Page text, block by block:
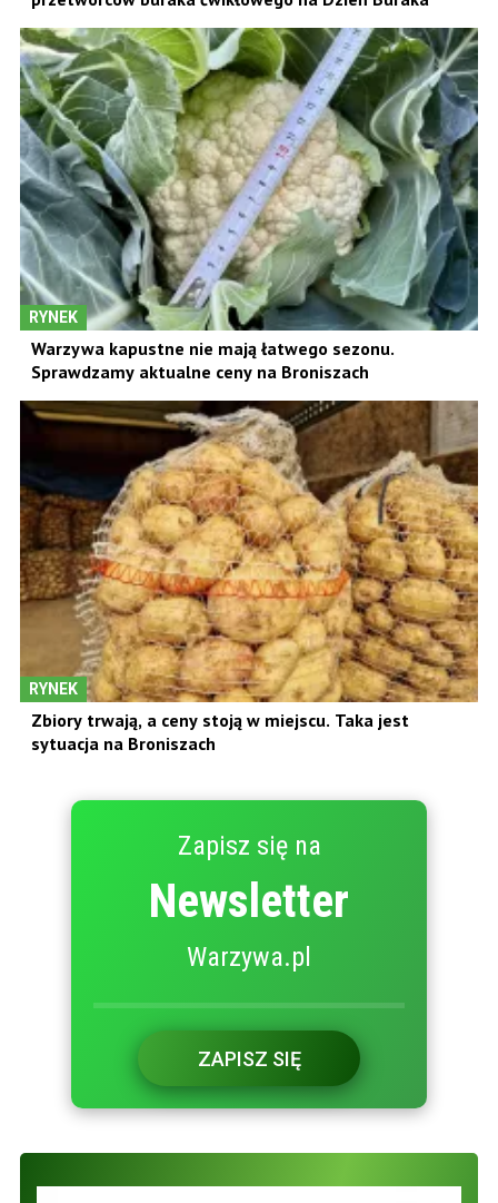
RYNEK
Warzywa kapustne nie mają łatwego sezonu.
Sprawdzamy aktualne ceny na Broniszach
RYNEK
Zbiory trwają, a ceny stoją w miejscu. Taka jest
sytuacja na Broniszach
Zapisz się na
Newsletter
Warzywa.pl
ZAPISZ SIĘ